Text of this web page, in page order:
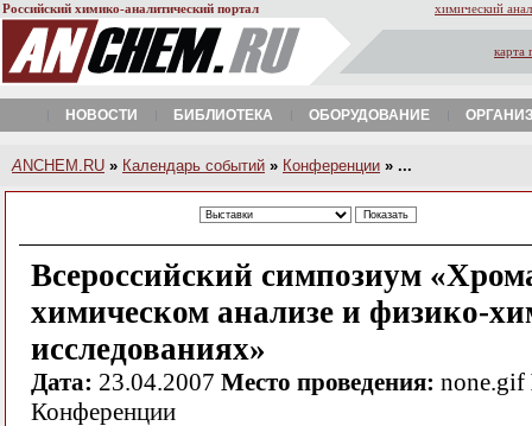
Российский химико-аналитический портал химический
карта
НОВОСТИ БИБЛИОТЕКА ОБОРУДОВАНИЕ
A NCHEM.RU » Календарь событий » Конференции » ...
Всероссийский симпозиум
химическом анализе и физико-
исследованиях»
Дата: 23.04.2007 Место проведения: none.gif
Конференции